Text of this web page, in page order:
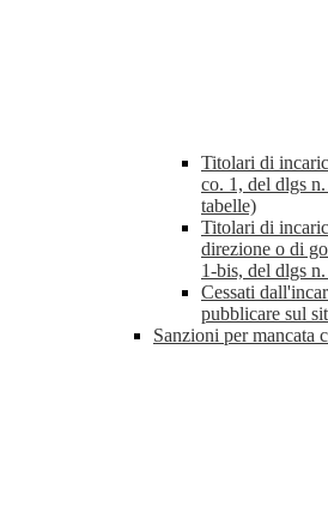
Titolari di
co. 1, del dlgs
tabelle)
Titolari di
direzione o di
1-bis, del dlgs
Cessati
pubblicare sul
Sanzioni per mancata